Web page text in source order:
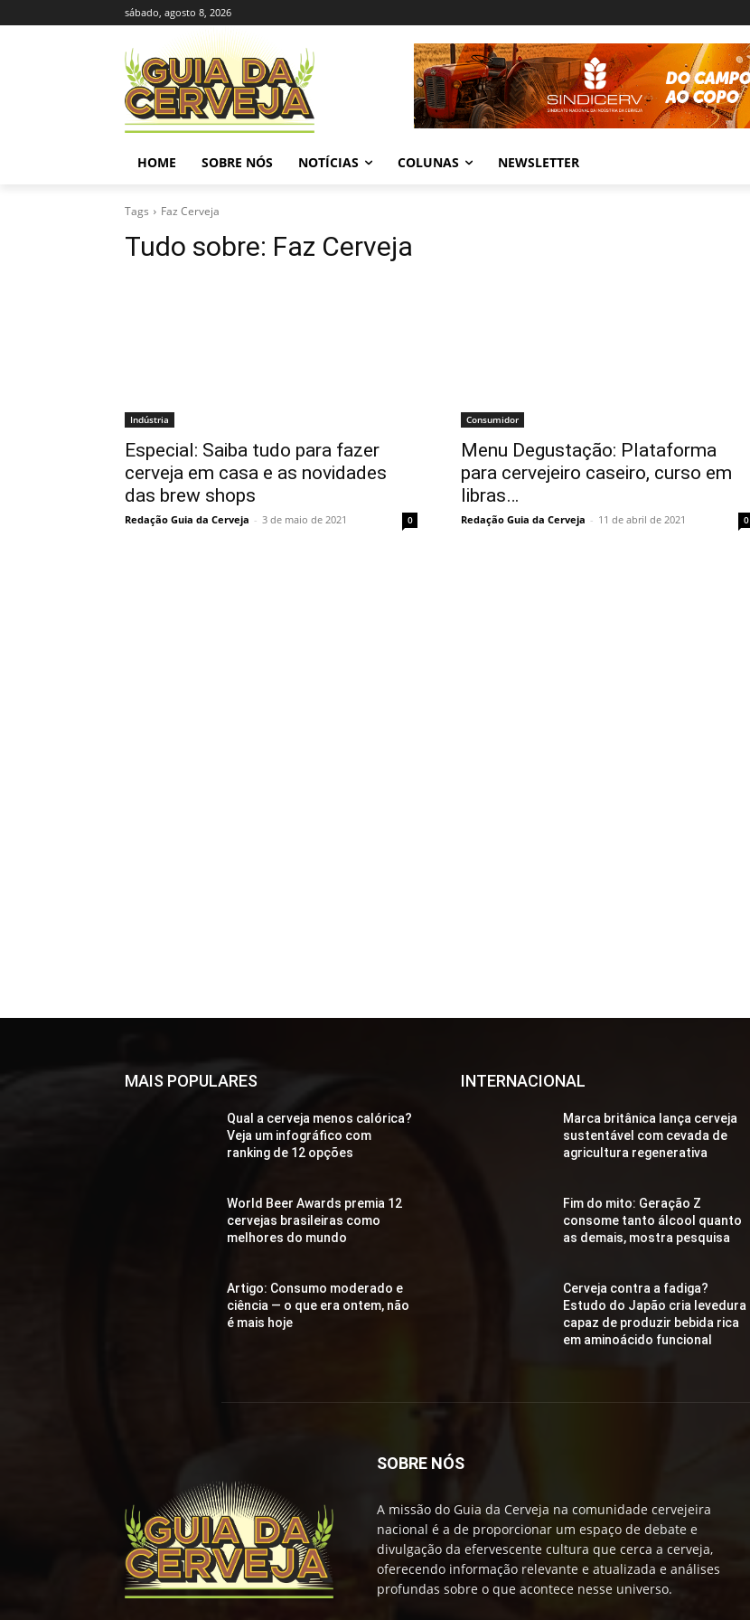
sábado, agosto 8, 2026
HOME SOBRE NÓS NOTÍCIAS COLUNAS NEWSLETTER
Tags Faz Cerveja
Tudo sobre: Faz Cerveja
Indústria
Especial: Saiba tudo para fazer
cerveja em casa e as novidades
das brew shops
Redação Guia da Cerveja - 3 de maio de 2021 0
Consumidor
Menu Degustação: Plataforma
para cervejeiro caseiro, curso em
libras…
Redação Guia da Cerveja - 11 de abril de 2021 0
MAIS POPULARES
Qual a cerveja menos calórica?
Veja um infográfico com
ranking de 12 opções
World Beer Awards premia 12
cervejas brasileiras como
melhores do mundo
Artigo: Consumo moderado e
ciência — o que era ontem, não
é mais hoje
INTERNACIONAL
Marca britânica lança cerveja
sustentável com cevada de
agricultura regenerativa
Fim do mito: Geração Z
consome tanto álcool quanto
as demais, mostra pesquisa
Cerveja contra a fadiga?
Estudo do Japão cria levedura
capaz de produzir bebida rica
em aminoácido funcional
SOBRE NÓS
A missão do Guia da Cerveja na comunidade cervejeira
nacional é a de proporcionar um espaço de debate e
divulgação da efervescente cultura que cerca a cerveja,
oferecendo informação relevante e atualizada e análises
profundas sobre o que acontece nesse universo.